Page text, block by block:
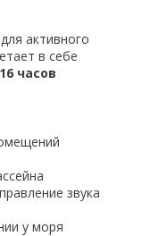
активного
в себе
16 часов
звука
у моря